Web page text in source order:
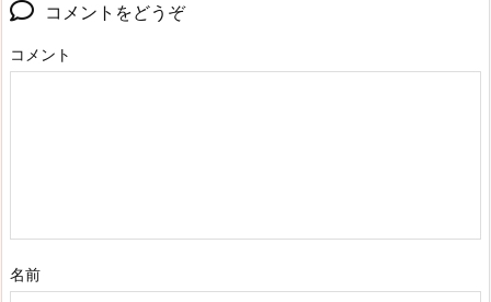
コメントをどうぞ
コメント
名前